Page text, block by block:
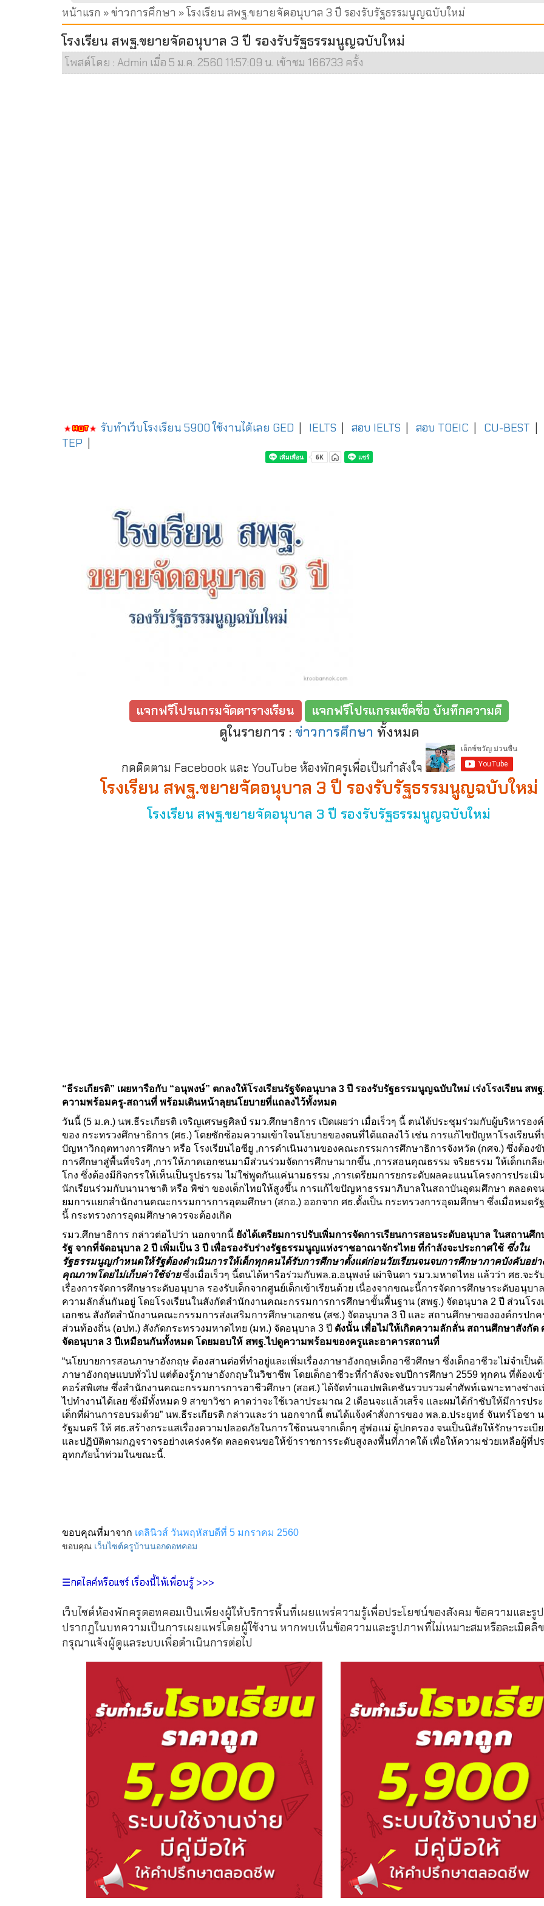
หน้าแรก »ข่าวการศึกษา » โรงเรียน สพฐ.ขยายจัดอนุบาล 3 ปี รองรับรัฐธรรมนูญฉบับใหม่
โรงเรียน สพฐ.ขยายจัดอนุบาล 3 ปี รองรับรัฐธรรมนูญฉบับใหม่
โพสต์โดย : Admin เมื่อ 5 ม.ค. 2560 11:57:09 น. เข้าชม 166733 ครั้ง
รับทำเว็บโรงเรียน 5900 ใช้งานได้เลย GED IELTS สอบ IELTS สอบ TOEIC CU-BEST
TEP
แจกฟรีโปรแกรมจัดตารางเรียน แจกฟรีโปรแกรมเช็คชื่อ บันทึกความดี
ดูในรายการ : ข่าวการศึกษา ทั้งหมด
กดติดตาม Facebook และ YouTube ห้องพักครูเพื่อเป็นกำลังใจ
โรงเรียน สพฐ.ขยายจัดอนุบาล 3 ปี รองรับรัฐธรรมนูญฉบับใหม่
โรงเรียน สพฐ.ขยายจัดอนุบาล 3 ปี รองรับรัฐธรรมนูญฉบับใหม่
“ธีระเกียรติ” เผยหารือกับ “อนุพงษ์” ตกลงให้โรงเรียนรัฐจัดอนุบาล 3 ปี รองรับรัฐธรรมนูญฉบับใหม่ เร่งโรงเรียน สพฐ
ความพร้อมครู-สถานที่ พร้อมเดินหน้าลุยนโยบายที่แถลงไว้ทั้งหมด
วันนี้ (5 ม.ค.) นพ.ธีระเกียรติ เจริญเศรษฐศิลป์ รมว.ศึกษาธิการ เปิดเผยว่า เมื่อเร็วๆ นี้ ตนได้ประชุมร่วมกับผู้บริหารอง
ของ กระทรวงศึกษาธิการ (ศธ.) โดยซักซ้อมความเข้าใจนโยบายของตนที่ได้แถลงไว้ เช่น การแก้ไขปัญหาโรงเรียนที่
ปัญหาวิกฤตทางการศึกษา หรือ โรงเรียนไอซียู ,การดำเนินงานของคณะกรรมการศึกษาธิการจังหวัด (กศจ.) ซึ่งต้องขั
การศึกษาสู่พื้นที่จริงๆ ,การให้ภาคเอกชนมามีส่วนร่วมจัดการศึกษามากขึ้น ,การสอนคุณธรรม จริยธรรม ให้เด็กเกลีย
โกง ซึ่งต้องมีกิจกรรให้เห็นเป็นรูปธรรม ไม่ใช่พูดกันแค่นามธรรม ,การเตรียมการยกระดับผลคะแนนโครงการประเมิ
นักเรียนร่วมกับนานาชาติ หรือ พิซ่า ของเด็กไทยให้สูงขึ้น การแก้ไขปัญหาธรรมาภิบาลในสถาบันอุดมศึกษา ตลอดจน
ยมการแยกสำนักงานคณะกรรมการการอุดมศึกษา (สกอ.) ออกจาก ศธ.ตั้งเป็น กระทรวงการอุดมศึกษา ซึ่งเมื่อหมดรั
นี้ กระทรวงการอุดมศึกษาควรจะต้องเกิด
รมว.ศึกษาธิการ กล่าวต่อไปว่า นอกจากนี้ ยังได้เตรียมการปรับเพิ่มการจัดการเรียนการสอนระดับอนุบาล ในสถานศึ
รัฐ จากที่จัดอนุบาล 2 ปี เพิ่มเป็น 3 ปี เพื่อรองรับร่างรัฐธรรมนูญแห่งราชอาณาจักรไทย ที่กำลังจะประกาศใช้ ซึ่งใน
รัฐธรรมนูญกำหนดให้รัฐต้องดำเนินการให้เด็กทุกคนได้รับการศึกษาตั้งแต่ก่อนวัยเรียนจนจบการศึกษาภาคบังคับอย่า
คุณภาพโดยไม่เก็บค่าใช้จ่ายซึ่งเมื่อเร็วๆ นี้ตนได้หารือร่วมกับพล.อ.อนุพงษ์ เผ่าจินดา รมว.มหาดไทย แล้วว่า ศธ.จะรั
เรื่องการจัดการศึกษาระดับอนุบาล รองรับเด็กจากศูนย์เด็กเข้าเรียนด้วย เนื่องจากขณะนี้การจัดการศึกษาระดับอนุบา
ความลักลั่นกันอยู่ โดยโรงเรียนในสังกัดสำนักงานคณะกรรมการการศึกษาขั้นพื้นฐาน (สพฐ.) จัดอนุบาล 2 ปี ส่วนโรง
เอกชน สังกัดสำนักงานคณะกรรมการส่งเสริมการศึกษาเอกชน (สช.) จัดอนุบาล 3 ปี และ สถานศึกษาขององค์กรปกค
ส่วนท้องถิ่น (อปท.) สังกัดกระทรวงมหาดไทย (มท.) จัดอนุบาล 3 ปี ดังนั้น เพื่อไม่ให้เกิดความลักลั่น สถานศึกษาสังกัด
จัดอนุบาล 3 ปีเหมือนกันทั้งหมด โดยมอบให้ สพฐ.ไปดูความพร้อมของครูและอาคารสถานที่
“นโยบายการสอนภาษาอังกฤษ ต้องสานต่อที่ทำอยู่และเพิ่มเรื่องภาษาอังกฤษเด็กอาชีวศึกษา ซึ่งเด็กอาชีวะไม่จำเป็นต้
ภาษาอังกฤษแบบทั่วไป แต่ต้องรู้ภาษาอังกฤษในวิชาชีพ โดยเด็กอาชีวะที่กำลังจะจบปีการศึกษา 2559 ทุกคน ที่ต้องเข้
คอร์สพิเศษ ซึ่งสำนักงานคณะกรรมการการอาชีวศึกษา (สอศ.) ได้จัดทำแอปพลิเคชันรวบรวมคำศัพท์เฉพาะทางช่าง
ไปทำงานได้เลย ซึ่งมีทั้งหมด 9 สาขาวิชา คาดว่าจะใช้เวลาประมาณ 2 เดือนจะแล้วเสร็จ และผมได้กำชับให้มีการปร
เด็กที่ผ่านการอบรมด้วย” นพ.ธีระเกียรติ กล่าวและว่า นอกจากนี้ ตนได้แจ้งคำสั่งการของ พล.อ.ประยุทธ์ จันทร์โอชา
รัฐมนตรี ให้ ศธ.สร้างกระแสเรื่องความปลอดภัยในการใช้ถนนจากเด็กๆ สู่พ่อแม่ ผู้ปกครอง จนเป็นนิสัยให้รักษาระเบี
และปฏิบัติตามกฎจราจรอย่างเคร่งครัด ตลอดจนขอให้ข้าราชการระดับสูงลงพื้นที่ภาคใต้ เพื่อให้ความช่วยเหลือผู้ที่ป
อุทกภัยน้ำท่วมในขณะนี้.
ขอบคุณที่มาจาก เดลินิวส์ วันพฤหัสบดีที่ 5 มกราคม 2560
ขอบคุณ เว็บไซต์ครูบ้านนอกดอทคอม
☰กดไลค์หรือแชร์ เรื่องนี้ให้เพื่อนรู้ >>>
เว็บไซต์ห้องพักครูดอทคอมเป็นเพียงผู้ให้บริการพื้นที่เผยแพร่ความรู้เพื่อประโยชน์ของสังคม ข้อความและรู
ปรากฏในบทความเป็นการเผยแพร่โดยผู้ใช้งาน หากพบเห็นข้อความและรูปภาพที่ไม่เหมาะสมหรือละเมิดลิ
กรุณาแจ้งผู้ดูแลระบบเพื่อดำเนินการต่อไป